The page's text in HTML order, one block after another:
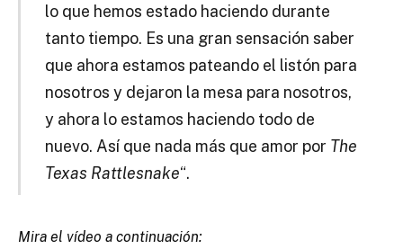
lo que hemos estado haciendo durante
tanto tiempo. Es una gran sensación saber
que ahora estamos pateando el listón para
nosotros y dejaron la mesa para nosotros,
y ahora lo estamos haciendo todo de
nuevo. Así que nada más que amor por The
Texas Rattlesnake“.
Mira el vídeo a continuación: